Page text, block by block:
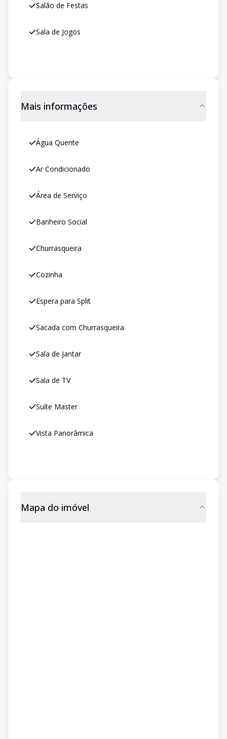
Salão de Festas
Sala de Jogos
Mais informações
Água Quente
Ar Condicionado
Área de Serviço
Banheiro Social
Churrasqueira
Cozinha
Espera para Split
Sacada com Churrasqueira
Sala de Jantar
Sala de TV
Suíte Master
Vista Panorâmica
Mapa do imóvel